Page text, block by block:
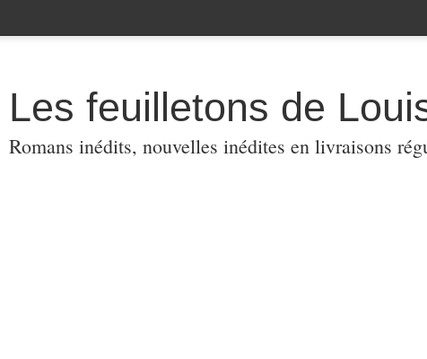
Les feuilletons de
Romans inédits, nouvelles inédites en livraisons